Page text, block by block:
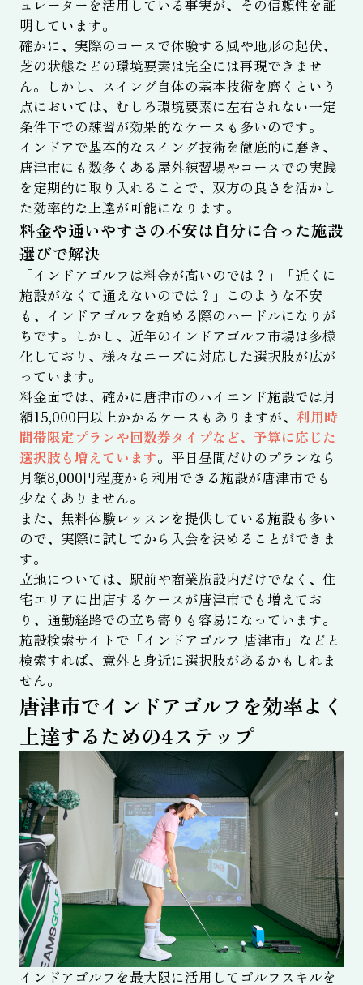
ュレーターを活用している事実が、その信頼性を証
明しています。
確かに、実際のコースで体験する風や地形の起伏、
芝の状態などの環境要素は完全には再現できませ
ん。しかし、スイング自体の基本技術を磨くという
点においては、むしろ環境要素に左右されない一定
条件下での練習が効果的なケースも多いのです。
インドアで基本的なスイング技術を徹底的に磨き、
唐津市にも数多くある屋外練習場やコースでの実践
を定期的に取り入れることで、双方の良さを活かし
た効率的な上達が可能になります。
料金や通いやすさの不安は自分に合った施設
選びで解決
「インドアゴルフは料金が高いのでは？」「近くに
施設がなくて通えないのでは？」このような不安
も、インドアゴルフを始める際のハードルになりが
ちです。しかし、近年のインドアゴルフ市場は多様
化しており、様々なニーズに対応した選択肢が広が
っています。
料金面では、確かに唐津市のハイエンド施設では月
額15,000円以上かかるケースもありますが、 利用時
間帯限定プランや回数券タイプなど、予算に応じた
選択肢も増えています。平日昼間だけのプランなら
月額8,000円程度から利用できる施設が唐津市でも
少なくありません。
また、無料体験レッスンを提供している施設も多い
ので、実際に試してから入会を決めることができま
す。
立地については、駅前や商業施設内だけでなく、住
宅エリアに出店するケースが唐津市でも増えてお
り、通勤経路での立ち寄りも容易になっています。
施設検索サイトで「インドアゴルフ 唐津市」などと
検索すれば、意外と身近に選択肢があるかもしれま
せん。
唐津市でインドアゴルフを効率よく
上達するための4ステップ
インドアゴルフを最大限に活用してゴルフスキルを